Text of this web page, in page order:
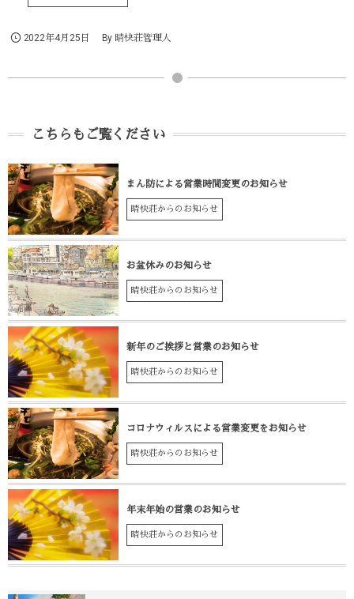
2022年4月25日 By 晴快荘管理人
こちらもご覧ください
まん防による営業時間変更のお知らせ
晴快荘からのお知らせ
お盆休みのお知らせ
晴快荘からのお知らせ
新年のご挨拶と営業のお知らせ
晴快荘からのお知らせ
コロナウィルスによる営業変更をお知らせ
晴快荘からのお知らせ
年末年始の営業のお知らせ
晴快荘からのお知らせ